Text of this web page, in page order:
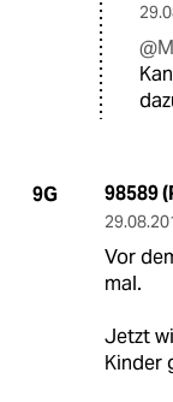
9G 98589
Vor
mal.
Jetzt
Kinder